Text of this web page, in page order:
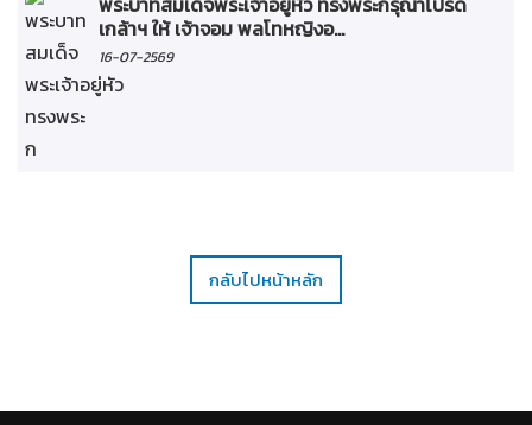
เกล้าฯ ให้ เจ้าจอม พลโทหญิงอ...
16-07-2569
กลับไปหน้าหลัก